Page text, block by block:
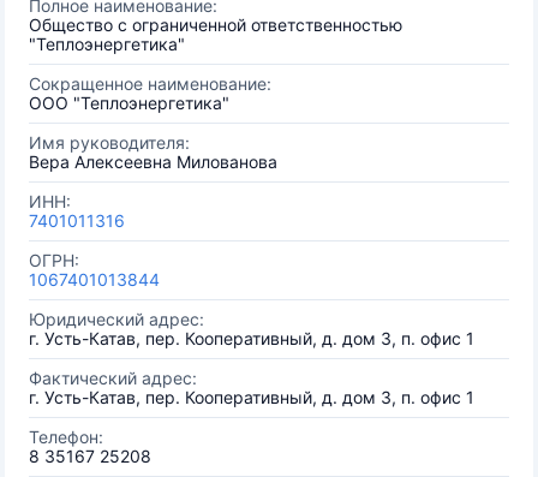
Полное наименование:
Общество с ограниченной ответственностью
"Теплоэнергетика"
Сокращенное наименование:
ООО "Теплоэнергетика"
Имя руководителя:
Вера Алексеевна Милованова
ИНН:
7401011316
ОГРН:
1067401013844
Юридический адрес:
г. Усть-Катав, пер. Кооперативный, д. дом 3, п. офис 1
Фактический адрес:
г. Усть-Катав, пер. Кооперативный, д. дом 3, п. офис 1
Телефон:
8 35167 25208